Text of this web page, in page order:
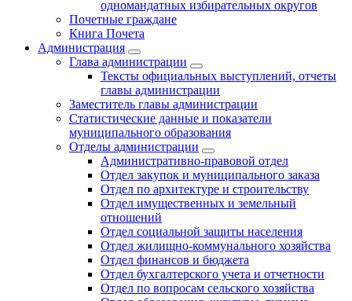
одномандатных избирательных округов
Почетные граждане
Книга Почета
Администрация
Глава администрации
Тексты официальных выступлений, отчеты
главы администрации
Заместитель главы администрации
Статистические данные и показатели
муниципального образования
Отделы администрации
Административно-правовой отдел
Отдел закупок и муниципального заказа
Отдел по архитектуре и строительству
Отдел имущественных и земельный
отношений
Отдел социальной защиты населения
Отдел жилищно-коммунального хозяйства
Отдел финансов и бюджета
Отдел бухгалтерского учета и отчетности
Отдел по вопросам сельского хозяйства